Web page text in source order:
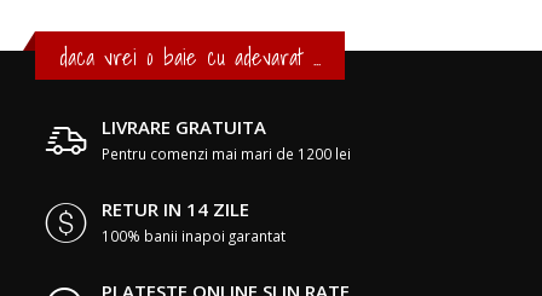
daca vrei o baie cu adevarat ...
LIVRARE GRATUITA
Pentru comenzi mai mari de 1200 lei
RETUR IN 14 ZILE
100% banii inapoi garantat
PLATESTE ONLINE SI IN RATE